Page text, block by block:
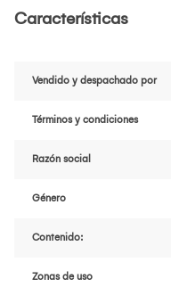
Características
Vendido y despachado por
Términos y condiciones
Razón social
Género
Contenido:
Zonas de uso